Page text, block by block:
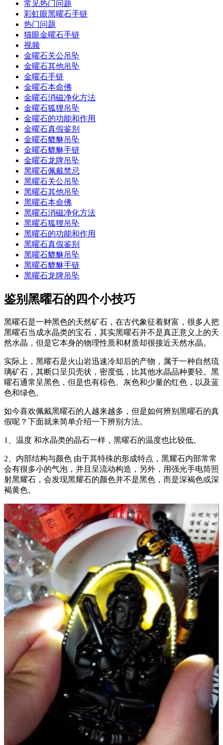
常见热门问题
彩虹眼黑曜石手链
热门问题
猫眼金曜石手链
视频
金曜石关公吊坠
金曜石其他吊坠
金曜石手链
金曜石本命佛
金曜石消磁净化方法
金曜石狐狸吊坠
金曜石的功能和作用
金曜石真假鉴别
金曜石貔貅吊坠
金曜石貔貅手链
金曜石龙牌吊坠
黑曜石佩戴禁忌
黑曜石关公吊坠
黑曜石其他吊坠
黑曜石本命佛
黑曜石消磁净化方法
黑曜石狐狸吊坠
黑曜石的功能和作用
黑曜石真假鉴别
黑曜石貔貅吊坠
黑曜石貔貅手链
黑曜石龙牌吊坠
鉴别黑曜石的四个小技巧
黑曜石是一种黑色的天然矿石，在古代象征着财富，很多人把
黑曜石当成水晶类的宝石，其实黑曜石并不是真正意义上的天
然水晶，但是它本身的物理性质和材质却很接近天然水晶。
实际上，黑曜石是火山岩迅速冷却后的产物，属于一种自然琉
璃矿石，其断口呈贝壳状，密度低，比其他水晶品种要轻。黑
曜石通常呈黑色，但是也有棕色、灰色和少量的红色，以及蓝
色和绿色。
如今喜欢佩戴黑曜石的人越来越多，但是如何辨别黑曜石的真
假呢？下面就来简单介绍一下辨别方法。
1、温度 和水晶类的晶石一样，黑曜石的温度也比较低。
2、内部结构与颜色 由于其特殊的形成特点，黑耀石内部常常
会有很多小的气泡，并且呈流动构造，另外，用强光手电筒照
射黑耀石，会发现黑耀石的颜色并不是黑色，而是深褐色或深
褐黄色。